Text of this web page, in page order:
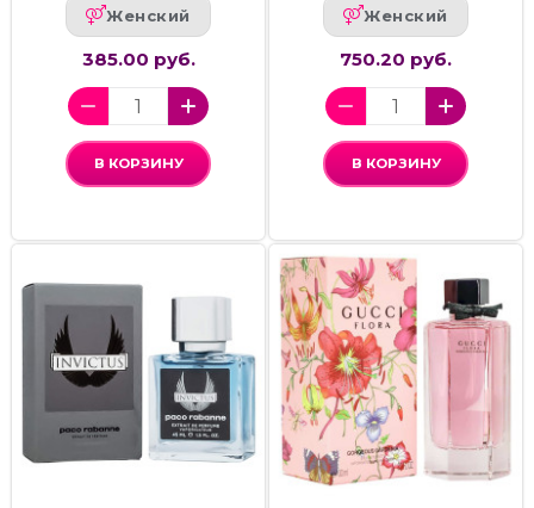
Женский
385.00 руб.
В КОРЗИНУ
Женский
750.20 руб.
В КОРЗИНУ